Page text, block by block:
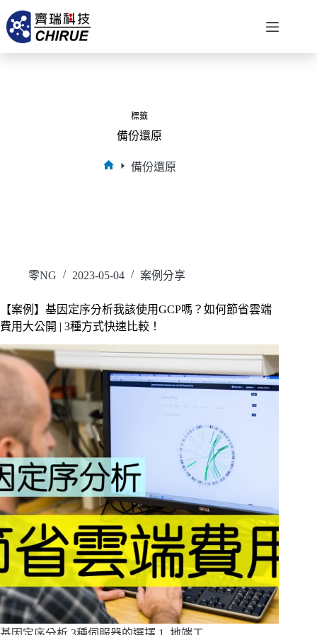
標籤
備份還原
備份還原
零NG 2023-05-04 案例分享
【案例】基因定序分析我該使用GCP嗎？如何節省雲端
費用大公開 | 3種方式快速比較！